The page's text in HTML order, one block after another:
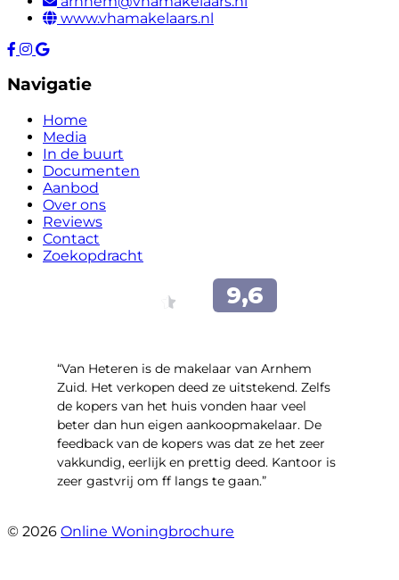
www.vhamakelaars.nl
Navigatie
Home
Media
In de buurt
Documenten
Aanbod
Over ons
Reviews
Contact
Zoekopdracht
“Van Heteren is de makelaar van Arnhem
Zuid. Het verkopen deed ze uitstekend. Zelfs
de kopers van het huis vonden haar veel
beter dan hun eigen aankoopmakelaar. De
feedback van de kopers was dat ze het zeer
vakkundig, eerlijk en prettig deed. Kantoor is
zeer gastvrij om ff langs te gaan.”
© 2026 Online Woningbrochure